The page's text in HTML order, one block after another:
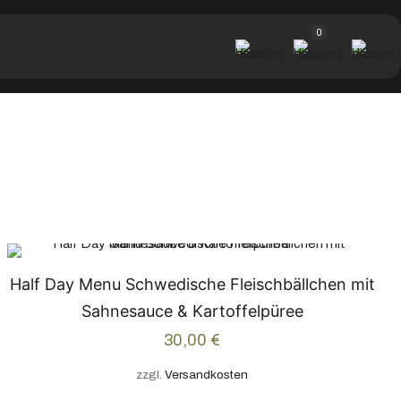
0
Half Day Menu Schwedische Fleischbällchen mit
Sahnesauce & Kartoffelpüree
30,00 €
zzgl.Versandkosten